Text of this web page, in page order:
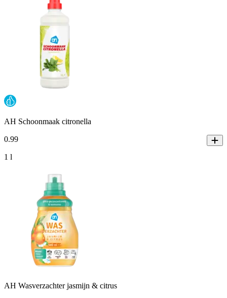
AH Schoonmaak citronella
0.99
1 l
AH Wasverzachter jasmijn & citrus